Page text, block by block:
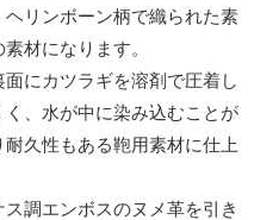
リンボーン柄で織られた素
材になります。
にカツラギを溶剤で圧着し
、水が中に染み込むことが
久性もある鞄用素材に仕上
調エンボスのヌメ革を引き